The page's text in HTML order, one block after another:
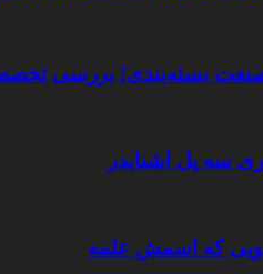
بسته‌بندی؛ بررسی
سه پل اشنایدر
که اسمش علمه